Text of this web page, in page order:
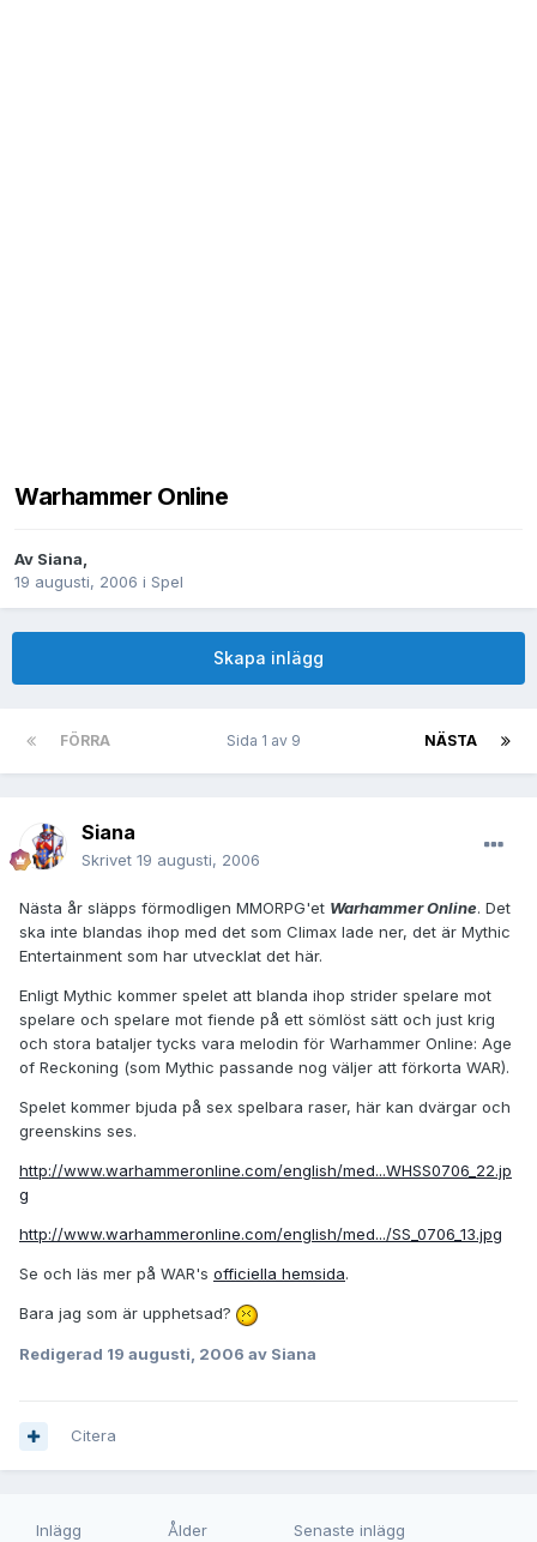
Warhammer Online
Av Siana,
19 augusti, 2006 i Spel
Skapa inlägg
FÖRRA NÄSTA
Sida 1 av 9
Siana
Skrivet 19 augusti, 2006
Nästa år släpps förmodligen MMORPG'et Warhammer Online. Det
ska inte blandas ihop med det som Climax lade ner, det är Mythic
Entertainment som har utvecklat det här.
Enligt Mythic kommer spelet att blanda ihop strider spelare mot
spelare och spelare mot fiende på ett sömlöst sätt och just krig
och stora bataljer tycks vara melodin för Warhammer Online: Age
of Reckoning (som Mythic passande nog väljer att förkorta WAR).
Spelet kommer bjuda på sex spelbara raser, här kan dvärgar och
greenskins ses.
http://www.warhammeronline.com/english/med...WHSS0706_22.jp
g
http://www.warhammeronline.com/english/med.../SS_0706_13.jpg
Se och läs mer på WAR's officiella hemsida.
Bara jag som är upphetsad?
Redigerad 19 augusti, 2006 av Siana
Citera
Inlägg Ålder Senaste inlägg